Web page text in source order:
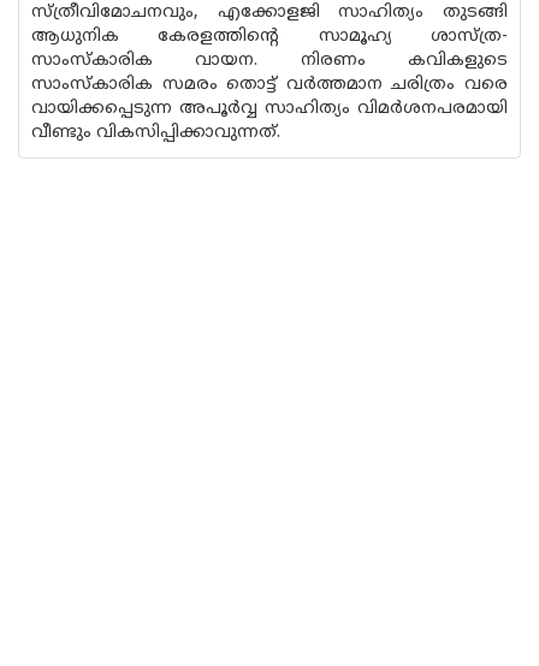
സ്ത്രീവിമോചനവും, എക്കോളജി സാഹിത്യം തുടങ്ങി
ആധുനിക കേരളത്തിൻ്റെ സാമൂഹ്യ ശാസ്ത്ര-
സാംസ്‌കാരിക വായന. നിരണം കവികളുടെ
സാംസ്‌കാരിക സമരം തൊട്ട് വർത്തമാന ചരിത്രം വരെ
വായിക്കപ്പെടുന്ന അപൂർവ്വ സാഹിത്യം വിമർശനപരമായി
വീണ്ടും വികസിപ്പിക്കാവുന്നത്.